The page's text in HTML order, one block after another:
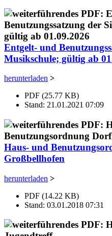
Entgelt- und
Musikschule; gültig ab
herunterladen >
PDF (25.77 KB)
Stand: 21.01.2021 07:09
Haus- und
Großbellhofen
herunterladen >
PDF (14.22 KB)
Stand: 03.01.2018 07:31